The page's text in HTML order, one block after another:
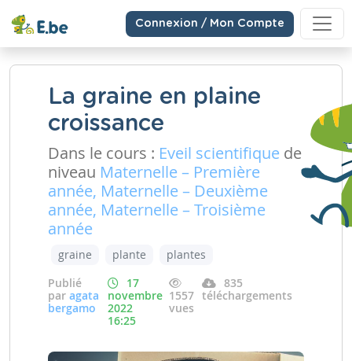
Connexion / Mon Compte
La graine en plaine
croissance
Dans le cours : Eveil scientifique de
niveau Maternelle – Première
année, Maternelle – Deuxième
année, Maternelle – Troisième
année
graine plante
plantes
Publié
par agata
bergamo
17
novembre
2022
16:25
1557
vues
835
téléchargements